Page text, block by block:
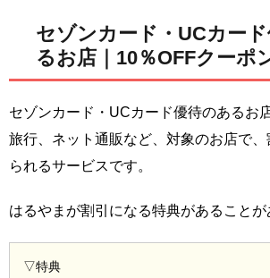
セゾンカード・UCカー
るお店｜10％OFFクーポ
セゾンカード・UCカード優待のあるお
旅行、ネット通販など、対象のお店で
られるサービスです。
はるやまが割引になる特典があることが
▽特典